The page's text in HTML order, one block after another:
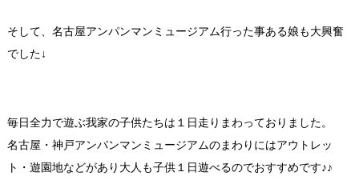
そして、名古屋アンパンマンミュージアム行った事ある娘も大興奮
でした↓
毎日全力で遊ぶ我家の子供たちは１日走りまわっておりました。
名古屋・神戸アンパンマンミュージアムのまわりにはアウトレッ
ト・遊園地などがあり大人も子供１日遊べるのでおすすめです♪♪